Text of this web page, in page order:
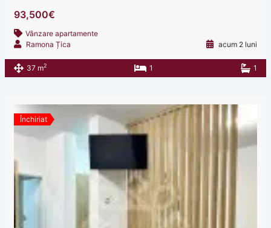
93,500€
Vânzare apartamente
Ramona Țica
acum 2 luni
37 m2 1 1
Închiriat